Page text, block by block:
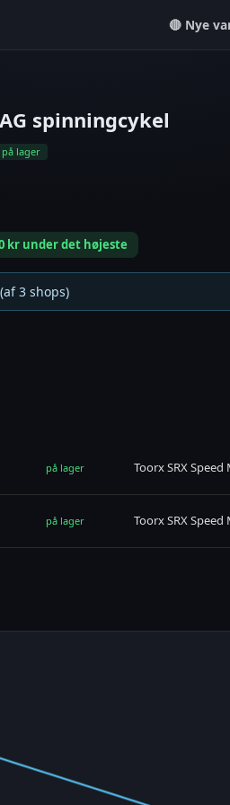
Nye
spinningcykel
på lager
kr under det højeste
3 shops)
på lager Toorx SRX
på lager Toorx SRX